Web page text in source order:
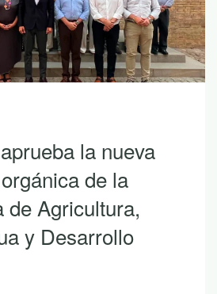
la nueva
de la
de Agricultura,
y Desarrollo